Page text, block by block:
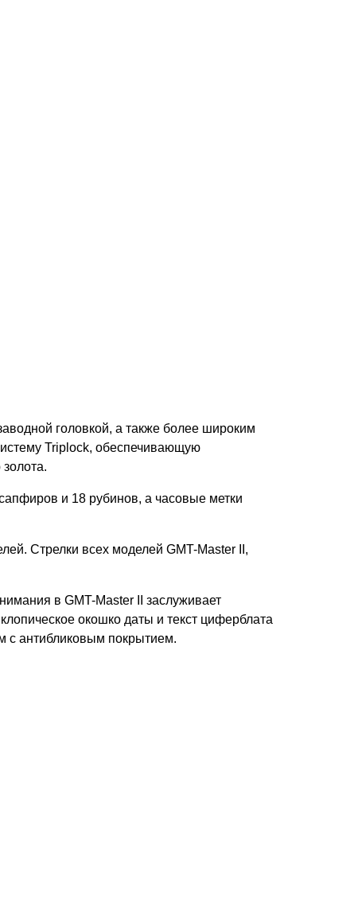
головкой, а также более широким
Triplock, обеспечивающую
и 18 рубинов, а часовые метки
Стрелки всех моделей GMT-Master II,
в GMT-Master II заслуживает
окошко даты и текст циферблата
с антибликовым покрытием.